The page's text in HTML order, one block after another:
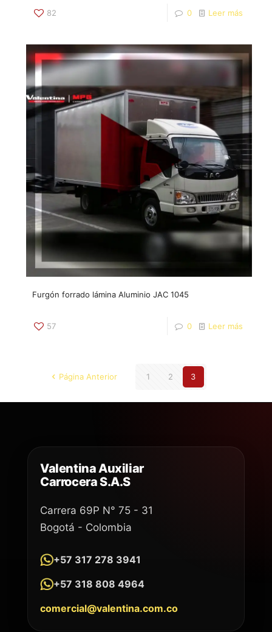
82 0 Leer más
Furgón forrado lámina Aluminio JAC 1045
57 0 Leer más
Página Anterior 1 2 3
Valentina Auxiliar
Carrocera S.A.S
Carrera 69P N° 75 - 31
Bogotá - Colombia
+57 317 278 3941
+57 318 808 4964
comercial@valentina.com.co